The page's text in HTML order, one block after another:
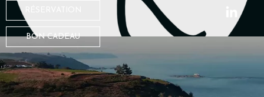
BON CADEAU